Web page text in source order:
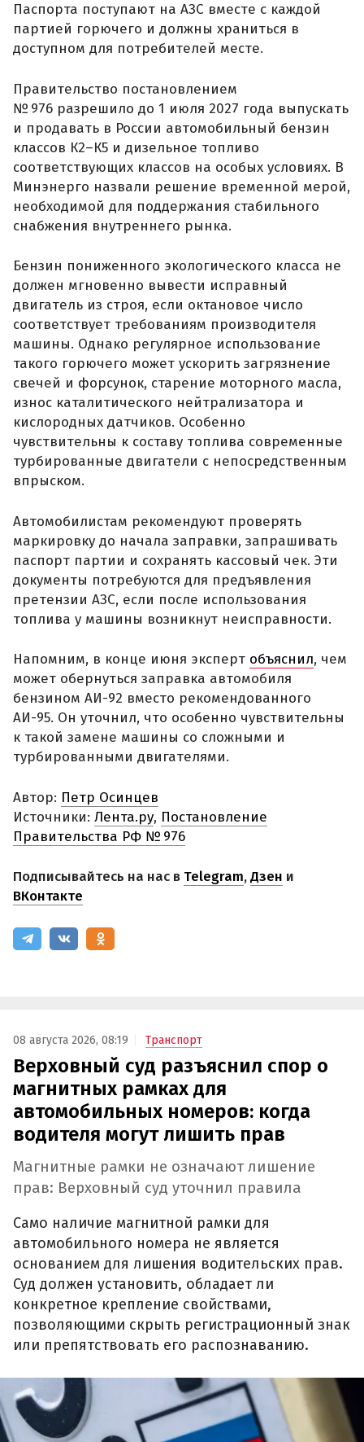
Паспорта поступают на АЗС вместе с каждой
партией горючего и должны храниться в
доступном для потребителей месте.
Правительство постановлением
№ 976 разрешило до 1 июля 2027 года выпускать
и продавать в России автомобильный бензин
классов К2–К5 и дизельное топливо
соответствующих классов на особых условиях. В
Минэнерго назвали решение временной мерой,
необходимой для поддержания стабильного
снабжения внутреннего рынка.
Бензин пониженного экологического класса не
должен мгновенно вывести исправный
двигатель из строя, если октановое число
соответствует требованиям производителя
машины. Однако регулярное использование
такого горючего может ускорить загрязнение
свечей и форсунок, старение моторного масла,
износ каталитического нейтрализатора и
кислородных датчиков. Особенно
чувствительны к составу топлива современные
турбированные двигатели с непосредственным
впрыском.
Автомобилистам рекомендуют проверять
маркировку до начала заправки, запрашивать
паспорт партии и сохранять кассовый чек. Эти
документы потребуются для предъявления
претензии АЗС, если после использования
топлива у машины возникнут неисправности.
Напомним, в конце июня эксперт объяснил, чем
может обернуться заправка автомобиля
бензином АИ-92 вместо рекомендованного
АИ-95. Он уточнил, что особенно чувствительны
к такой замене машины со сложными и
турбированными двигателями.
Автор: Петр Осинцев
Источники: Лента.ру, Постановление
Правительства РФ № 976
Подписывайтесь на нас в Telegram,Дзен и
ВКонтакте
08 августа 2026, 08:19 Транспорт
Верховный суд разъяснил спор о
магнитных рамках для
автомобильных номеров: когда
водителя могут лишить прав
Магнитные рамки не означают лишение
прав: Верховный суд уточнил правила
Само наличие магнитной рамки для
автомобильного номера не является
основанием для лишения водительских прав.
Суд должен установить, обладает ли
конкретное крепление свойствами,
позволяющими скрыть регистрационный знак
или препятствовать его распознаванию.